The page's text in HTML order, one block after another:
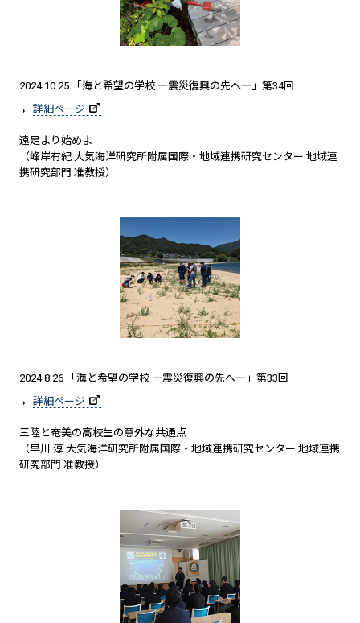
2024.10.25 「海と希望の学校 ―震災復興の先へ―」第34回
詳細ページ
遠足より始めよ
（峰岸有紀 大気海洋研究所附属国際・地域連携研究センター 地域連
携研究部門 准教授）
2024.8.26 「海と希望の学校 ―震災復興の先へ―」第33回
詳細ページ
三陸と奄美の高校生の意外な共通点
（早川 淳 大気海洋研究所附属国際・地域連携研究センター 地域連携
研究部門 准教授）